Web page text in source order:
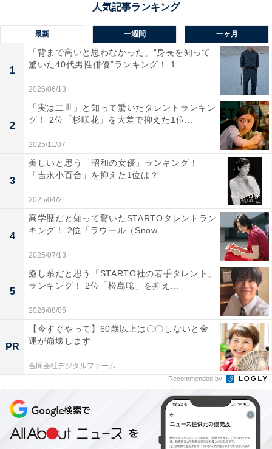
るのが大きな特徴です。
回答者からは「甲子園出場校として有名だから」（20代
女性／京都府）、「進学実績が高いだけでなく、野球や
吹奏楽部でも良い実績を残しているから」（10代男性／
大阪府）、「野球と吹奏楽部がとても強いと思います。
甲子園常連で、有名大学への進学も多いイメージ」（20
代女性／兵庫県）といった声が集まりました。
※回答者からのコメントは原文ママです
8位までのランキング結果を見る
最新 一週間 一ヶ月
1
「背まで高いと思わなかった」“身長を知って
驚いた40代男性俳優”ランキング！ 1...
2026/06/13
2
「実は二世」と知って驚いたタレントランキン
グ！ 2位「杉咲花」を大差で抑えた1位...
2025/11/07
3
美しいと思う「昭和の女優」ランキング！
「吉永小百合」を抑えた1位は？
2025/04/21
4
高学歴だと知って驚いたSTARTOタレントラン
キング！ 2位「ラウール（Snow...
2025/07/13
5
癒し系だと思う「STARTO社の若手タレント」
ランキング！ 2位「松島聡」を抑え...
2026/08/05
PR
【今すぐやって】60歳以上は〇〇しないと金
運が崩壊します
合同会社デジタルファーム
Recommended by